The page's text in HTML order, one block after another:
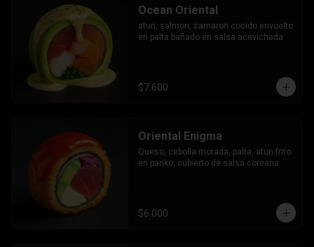
Ocean Oriental
atun, salmon, camaron cocido envuelto
en palta bañado en salsa acevichada.
$7.600
Oriental Enigma
Queso, cebolla morada, palta, atun frito
en panko, cubierto de salsa coreana
$6.000